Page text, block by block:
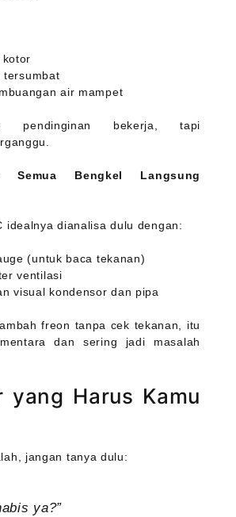
kotor
tersumbat
air mampet
pendinginan bekerja, tapi
Semua Bengkel Langsung
idealnya dianalisa dulu dengan:
(untuk baca tekanan)
ventilasi
visual kondensor dan pipa
freon tanpa cek tekanan, itu
dan sering jadi masalah
yang Harus Kamu
jangan tanya dulu:
ya?”